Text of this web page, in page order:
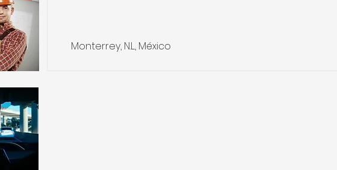
Monterrey, N.L., México